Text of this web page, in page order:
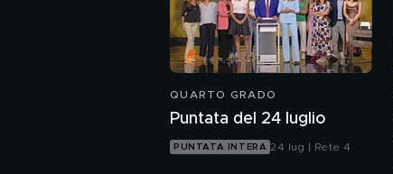
QUARTO GRADO
Puntata del 24 luglio
PUNTATA INTERA 24 lug | Rete 4